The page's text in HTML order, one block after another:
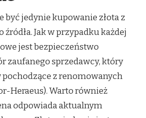
być jedynie kupowanie złota z
Jak w przypadku każdej
jest bezpieczeństwo
zaufanego sprzedawcy, który
z renomowanych
Heraeus). Warto również
odpowiada aktualnym